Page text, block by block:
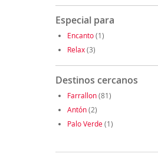
Especial para
Encanto(1)
Relax(3)
Destinos cercanos
Farrallon(81)
Antón(2)
Palo Verde(1)